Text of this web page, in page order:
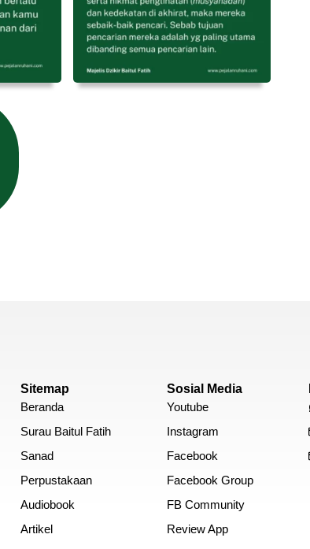
Sitemap
Beranda
Surau Baitul Fatih
Sanad
Perpustakaan
Audiobook
Artikel
Sosial Media
Youtube
Instagram
Facebook
Facebook Group
FB Community
Review App